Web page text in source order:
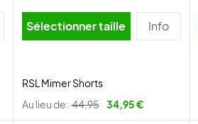
Sélectionner taille Info
RSL Mimer Shorts
Au lieu de: 44,95 34,95 €